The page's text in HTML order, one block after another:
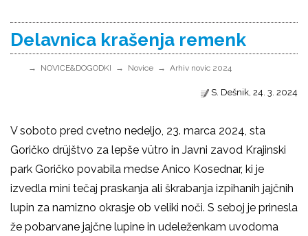
Delavnica krašenja remenk
NOVICE&DOGODKI Novice Arhiv novic 2024
S. Dešnik, 24. 3. 2024
V soboto pred cvetno nedeljo, 23. marca 2024, sta
Goričko drüjštvo za lepše vütro in Javni zavod Krajinski
park Goričko povabila medse Anico Kosednar, ki je
izvedla mini tečaj praskanja ali škrabanja izpihanih jajčnih
lupin za namizno okrasje ob veliki noči. S seboj je prinesla
že pobarvane jajčne lupine in udeleženkam uvodoma